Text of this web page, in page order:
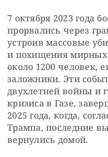
7 октября 2023 года
прорвались через
устроив массовые
и похищения
около 1200 человек,
заложники. Эти
двухлетней войны и
кризиса в Газе,
2025 года, когда,
Трампа, последние
вернулись домой.